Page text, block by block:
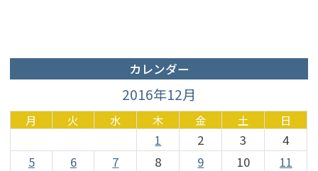
カレンダー
2016年12月
月 火 水 木 金 土 日
1 2 3
4
5
6 7 8 9 10
11